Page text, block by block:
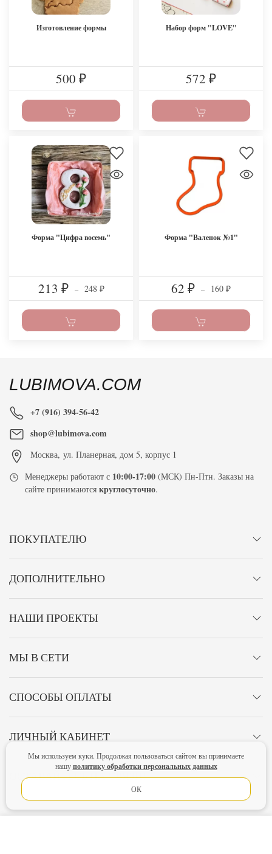
Изготовление формы
500 ₽
Набор форм "LOVE"
572 ₽
Форма "Цифра восемь"
213 ₽ – 248 ₽
Форма "Валенок №1"
62 ₽ – 160 ₽
LUBIMOVA.COM
+7 (916) 394-56-42
shop@lubimova.com
Москва, ул. Планерная, дом 5, корпус 1
Менеджеры работают с 10:00-17:00 (МСК) Пн-Птн. Заказы на
сайте принимаютсякруглосуточно.
ПОКУПАТЕЛЮ
ДОПОЛНИТЕЛЬНО
НАШИ ПРОЕКТЫ
МЫ В СЕТИ
СПОСОБЫ ОПЛАТЫ
ЛИЧНЫЙ КАБИНЕТ
ОСТАВАЙТЕСЬ НА СВЯЗИ!
Мы используем куки. Продолжая пользоваться сайтом вы принимаете
нашуполитику обработки персональных данных
ОК